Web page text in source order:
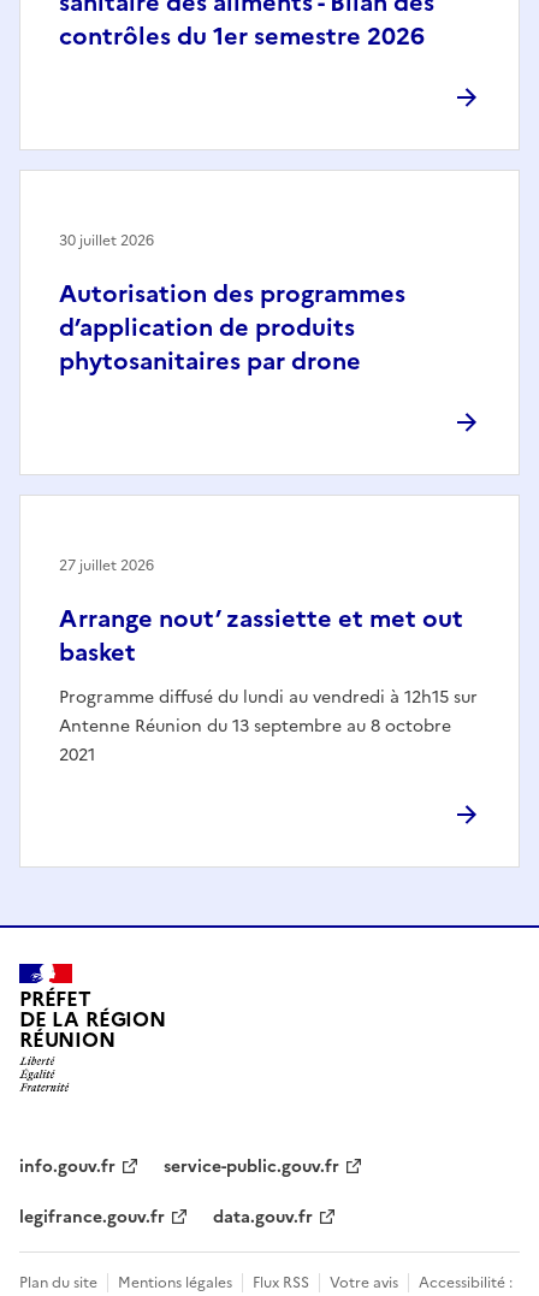
contrôles du 1er semestre 2026
Autorisation des programmes
d’application de produits
phytosanitaires par drone
30 juillet 2026
Arrange nout’ zassiette et met out
basket
Programme diffusé du lundi au vendredi à 12h15 sur
Antenne Réunion du 13 septembre au 8 octobre
2021
27 juillet 2026
PRÉFET
DE LA RÉGION
RÉUNION
info.gouv.fr
service-public.gouv.fr
legifrance.gouv.fr
data.gouv.fr
Plan du site Mentions légales Flux RSS Votre avis Accessibilité :